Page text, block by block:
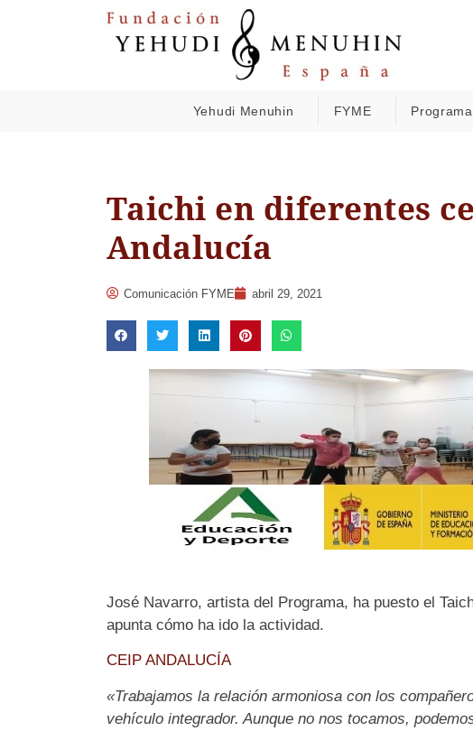
Yehudi Menuhin FYME
Taichi en diferentes
Andalucía
Comunicación FYME abril 29, 2021
José Navarro, artista del Programa, ha puesto el
apunta cómo ha ido la actividad.
CEIP ANDALUCÍA
«Trabajamos la relación armoniosa con los
vehículo integrador. Aunque no nos tocamos,